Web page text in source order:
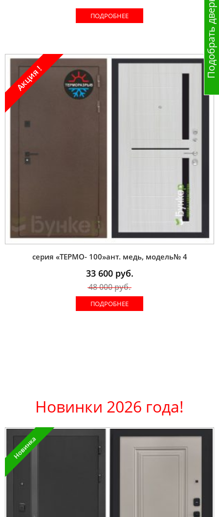
ПОДРОБНЕЕ
Акция !
серия «ТЕРМО- 100»ант. медь, модель№ 4
33 600руб.
48 000руб.
ПОДРОБНЕЕ
Новинки 2026 года!
Новинка
Подобрать дверь